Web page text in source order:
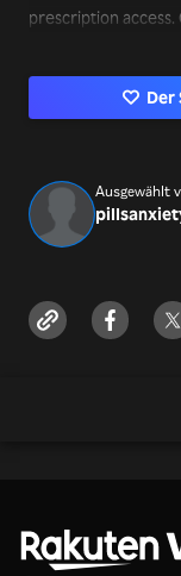
prescription
secure digital
Pillsanxiety.com
medication supply
Der
Ausgewählt